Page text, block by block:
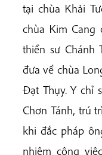
tại chùa Khải
chùa Kim
thiền sư Chánh
đưa về chùa
Đạt Thụy. Y chỉ
Chơn Tánh, trú
khi đắc pháp
nhiệm công